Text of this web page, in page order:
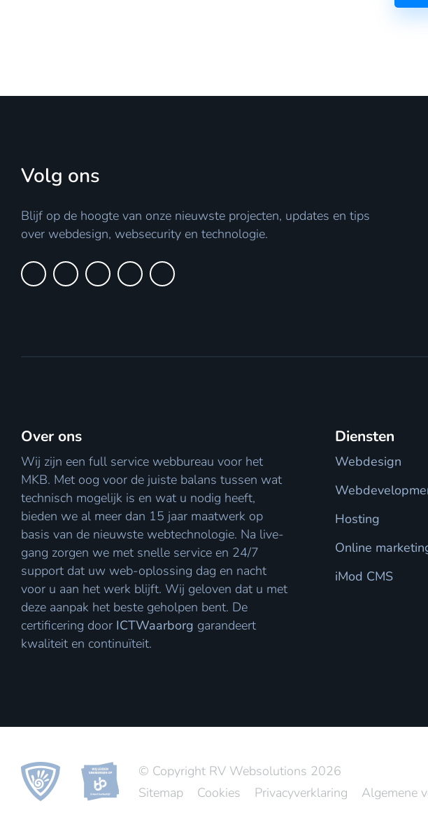
Volg ons
Blijf op de hoogte van onze nieuwste projecten, updates en tips
over webdesign, websecurity en technologie.
Over ons
Wij zijn een full service webbureau voor het
MKB. Met oog voor de juiste balans tussen wat
technisch mogelijk is en wat u nodig heeft,
bieden we al meer dan 15 jaar maatwerk op
basis van de nieuwste webtechnologie. Na live-
gang zorgen we met snelle service en 24/7
support dat uw web-oplossing dag en nacht
voor u aan het werk blijft. Wij geloven dat u met
deze aanpak het beste geholpen bent. De
certificering door ICTWaarborg garandeert
kwaliteit en continuïteit.
Diensten
Webdesign
Hosting
Online
iMod CMS
© Copyright RV Websolutions 2026
Sitemap
Cookies Privacyverklaring
Algemene